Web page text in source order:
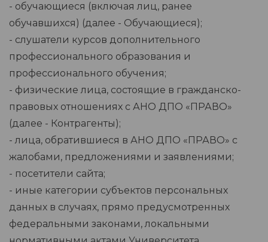
- обучающиеся (включая лиц, ранее
обучавшихся) (далее - Обучающиеся);
- слушатели курсов дополнительного
профессионального образования и
профессионального обучения;
- физические лица, состоящие в гражданско-
правовых отношениях с АНО ДПО «ПРАВО»
(далее - Контрагенты);
- лица, обратившиеся в АНО ДПО «ПРАВО» с
жалобами, предложениями и заявлениями;
- посетители сайта;
- иные категории субъектов персональных
данных в случаях, прямо предусмотренных
федеральными законами, локальными